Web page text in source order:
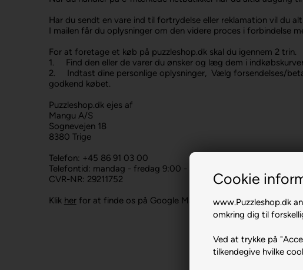
Cookie
www.Puzzleshop.dk
omkring dig til
Ved at trykke på
tilkendegive hvilke
Har du sendt en vare ind til fortrydelse eller reklamation vil du
I mailen får du oplysninger om den videre proces i forbindelse
For at foretage et køb på puzzleshop.dk skal du igennem 2 trin.
1. Find den eller de varer du ønsker og læg dem i
2. Indtast dine personlige oplysninger, Vælg forsendelses/
godkend købet.
Puzzleshop.dk ejes af
Mangu A/S
Sognevejen 18
8380 Trige
Telefon: +45 86 91 03 00
Telefontid: mandag - fredag 9:00 - 16:00 (lukket på helligdage)
CVR-NR: 29211752
Klik herfor at finde os på Google Maps